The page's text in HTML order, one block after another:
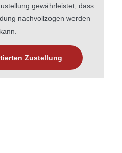
gewährleistet, dass
nachvollzogen werden
kann.
Zustellung